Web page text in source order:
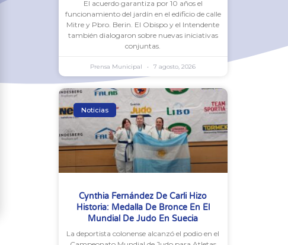
El acuerdo garantiza por 10 años el
funcionamiento del jardín en el edificio de calle
Mitre y Pbro. Berin. El Obispo y el Intendente
también dialogaron sobre nuevas iniciativas
conjuntas.
Prensa Municipal 7 agosto, 2026
Noticias
Cynthia Fernández De Carli Hizo
Historia: Medalla De Bronce En El
Mundial De Judo En Suecia
La deportista colonense alcanzó el podio en el